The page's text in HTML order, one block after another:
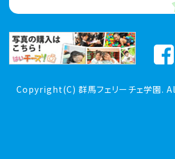
Copyright(C) 群馬フェリーチェ学園